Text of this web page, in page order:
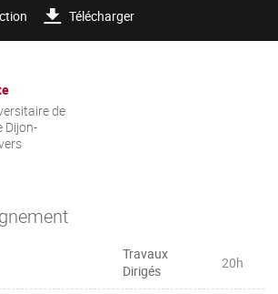
Télécharger
de
Dijon-
Travaux
Dirigés
20h